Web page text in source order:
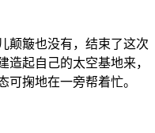
颠簸也没有，结束了这次
造起自己的太空基地来，
可掬地在一旁帮着忙。